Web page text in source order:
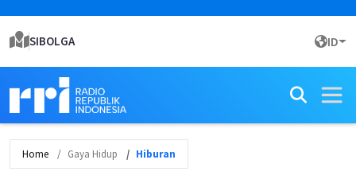
SIBOLGA ID
Home Gaya Hidup Hiburan